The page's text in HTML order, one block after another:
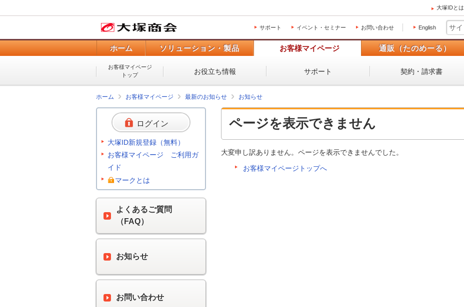
大塚IDとは
サポート イベント・セミナー お問い合わせ English
ホーム ソリューション・製品 お客様マイページ 通販（たのめーる）
お客様マイページ
トップ
お役立ち情報 サポート 契約・請求書
ホーム お客様マイページ 最新のお知らせ お知らせ
ページを表示できません
大変申し訳ありません。ページを表示できませんでした。
お客様マイページトップへ
ログイン
大塚ID新規登録（無料）
お客様マイページ ご利用ガ
イド
マークとは
よくあるご質問
（FAQ）
お知らせ
お問い合わせ